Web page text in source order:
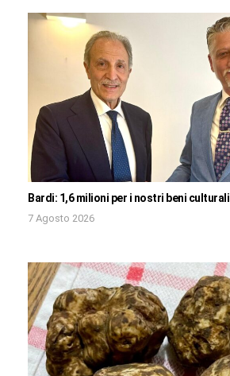
Bardi: 1,6 milioni per i nostri beni culturali
7 Agosto 2026